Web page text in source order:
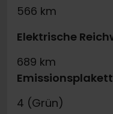
566 km
Elektrische
689 km
4 (Grün)